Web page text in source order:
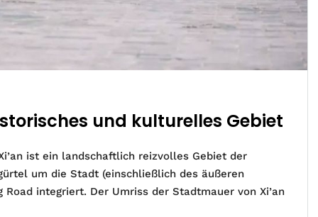
und kulturelles Gebiet
ist ein landschaftlich reizvolles Gebiet der
um die Stadt (einschließlich des äußeren
integriert. Der Umriss der Stadtmauer von Xi’an